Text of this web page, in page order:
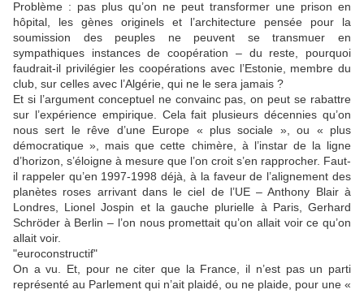
Problème : pas plus qu’on ne peut transformer une prison en
hôpital, les gènes originels et l’architecture pensée pour la
soumission des peuples ne peuvent se transmuer en
sympathiques instances de coopération – du reste, pourquoi
faudrait-il privilégier les coopérations avec l’Estonie, membre du
club, sur celles avec l’Algérie, qui ne le sera jamais ?
Et si l’argument conceptuel ne convainc pas, on peut se rabattre
sur l’expérience empirique. Cela fait plusieurs décennies qu’on
nous sert le rêve d’une Europe « plus sociale », ou « plus
démocratique », mais que cette chimère, à l’instar de la ligne
d’horizon, s’éloigne à mesure que l’on croit s’en rapprocher. Faut-
il rappeler qu’en 1997-1998 déjà, à la faveur de l’alignement des
planètes roses arrivant dans le ciel de l’UE – Anthony Blair à
Londres, Lionel Jospin et la gauche plurielle à Paris, Gerhard
Schröder à Berlin – l’on nous promettait qu’on allait voir ce qu’on
allait voir.
"euroconstructif"
On a vu. Et, pour ne citer que la France, il n’est pas un parti
représenté au Parlement qui n’ait plaidé, ou ne plaide, pour une «